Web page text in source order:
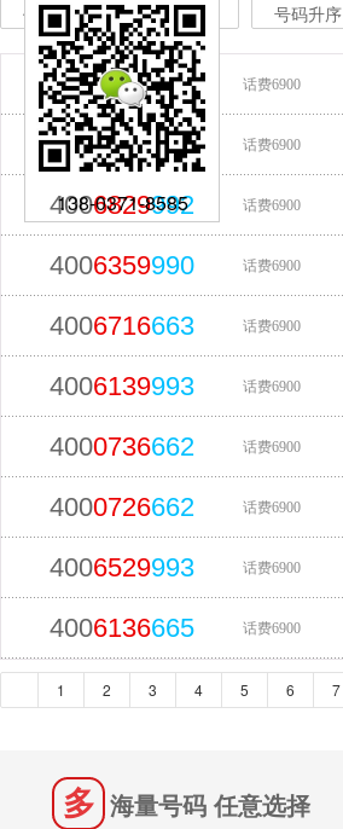
价格升序 价格降序 号码升序
4006386661 话费6900
4006369992 话费6900
4006829992 话费6900
4006359990 话费6900
4006716663 话费6900
4006139993 话费6900
4000736662 话费6900
4000726662 话费6900
4006529993 话费6900
4006136665 话费6900
1 2 3 4 5 6 7
海量号码 任意选择
138-0371-8585